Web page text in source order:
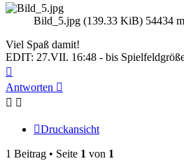
Bild_5.jpg (139.33 KiB) 54434
Viel Spaß damit!
EDIT: 27.VII. 16:48 - bis
oben
Antworten
Druckansicht
1 Beitrag • Seite 1 von 1